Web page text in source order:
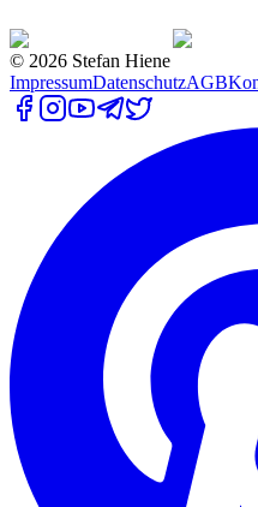
© 2026 Stefan Hiene
ImpressumDatenschutzAGB